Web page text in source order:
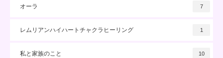
オーラ 7
レムリアンハイハートチャクラヒーリング 1
私と家族のこと 10